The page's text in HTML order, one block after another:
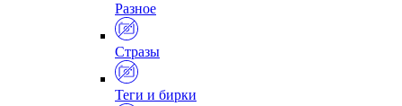
Разное
Стразы
Теги и бирки